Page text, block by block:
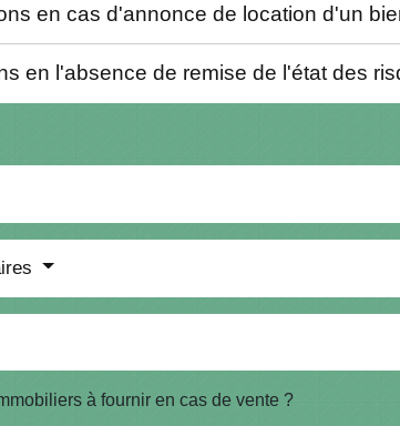
en cas d'annonce de location d'un
en l'absence de remise de l'état des
à fournir en cas de vente ?